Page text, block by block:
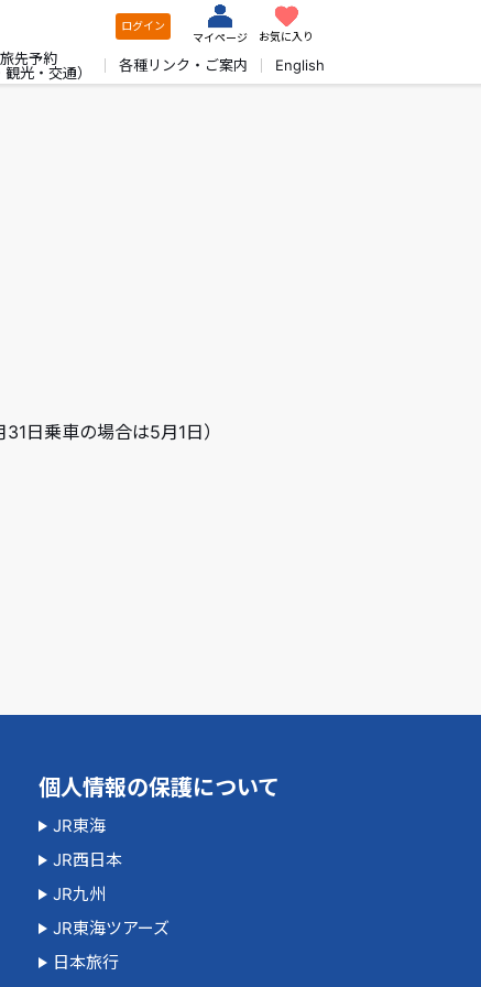
ログイン
マイページ
お気に入り
先予約
観光・交通）
各種リンク・ご案内 English
日乗車の場合は5月1日）
個人情報の保護について
JR東海
JR西日本
JR九州
JR東海ツアーズ
日本旅行